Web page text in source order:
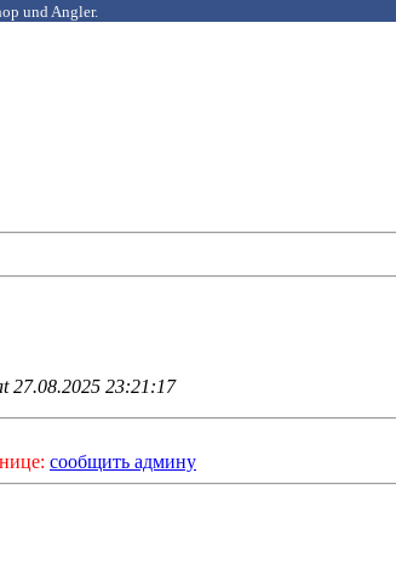
und Angler.
27.08.2025 23:21:17
сообщить админу